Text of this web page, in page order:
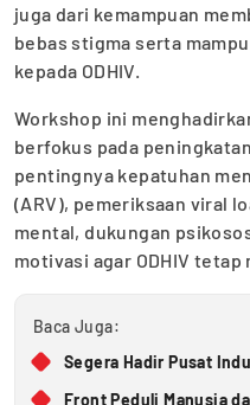
juga dari kemampuan
bebas stigma serta
kepada ODHIV.
Workshop ini
berfokus pada
pentingnya kepatuhan
(ARV), pemeriksaan viral
mental, dukungan
motivasi agar ODHIV
Baca Juga:
Segera Hadir Pusat
Front Peduli Manusia